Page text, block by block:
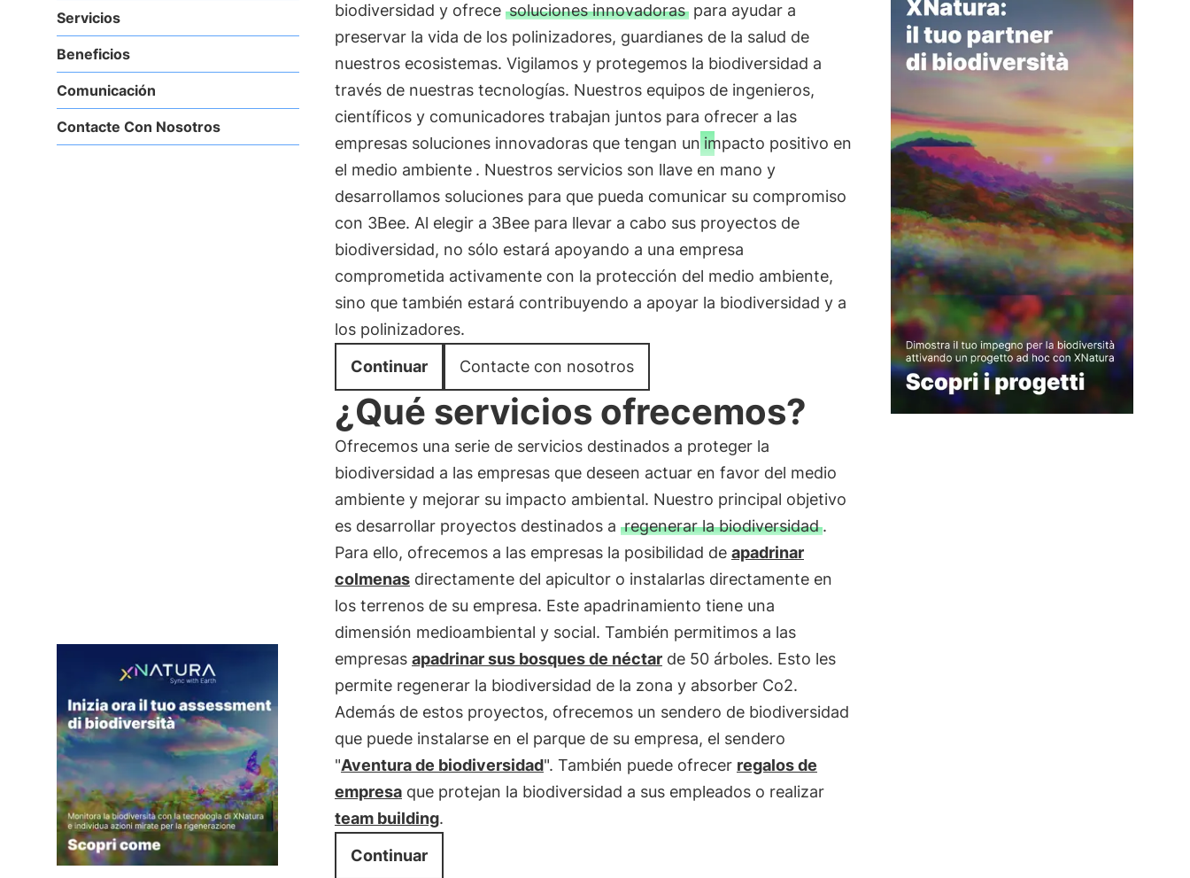
Servicios
Beneficios
Comunicación
Contacte Con Nosotros
biodiversidad y ofrece soluciones innovadoraspara ayudar a
preservar la vida de los polinizadores, guardianes de la salud de
nuestros ecosistemas. Vigilamos y protegemos la biodiversidad a
través de nuestras tecnologías. Nuestros equipos de ingenieros,
científicos y comunicadores trabajan juntos para ofrecer a las
empresas soluciones innovadoras que tengan un impacto positivo en
el medio ambiente . Nuestros servicios son llave en mano y
desarrollamos soluciones para que pueda comunicar su compromiso
con 3Bee. Al elegir a 3Bee para llevar a cabo sus proyectos de
biodiversidad, no sólo estará apoyando a una empresa
comprometida activamente con la protección del medio ambiente,
sino que también estará contribuyendo a apoyar la biodiversidad y a
los polinizadores.
Continuar
Contacte con nosotros
¿Qué servicios ofrecemos?
Ofrecemos una serie de servicios destinados a proteger la
biodiversidad a las empresas que deseen actuar en favor del medio
ambiente y mejorar su impacto ambiental. Nuestro principal objetivo
es desarrollar proyectos destinados a regenerar la biodiversidad.
Para ello, ofrecemos a las empresas la posibilidad de apadrinar
colmenasdirectamente del apicultor o instalarlas directamente en
los terrenos de su empresa. Este apadrinamiento tiene una
dimensión medioambiental y social. También permitimos a las
empresas apadrinar sus bosques de néctarde 50 árboles. Esto les
permite regenerar la biodiversidad de la zona y absorber Co2.
Además de estos proyectos, ofrecemos un sendero de biodiversidad
que puede instalarse en el parque de su empresa, el sendero
"Aventura de biodiversidad". También puede ofrecer regalos de
empresaque protejan la biodiversidad a sus empleados o realizar
team building.
Continuar